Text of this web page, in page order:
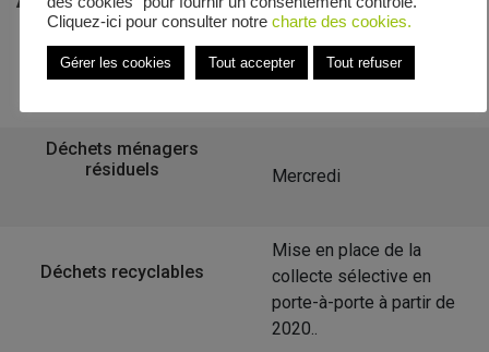
Retour à la liste des communes
Déchets ménagers
résiduels
Mercredi
Déchets recyclables
Mise en place de la
collecte sélective en
porte-à-porte à partir de
2020..
Cliquez-ici pour consulter notre charte des cookies.
Gérer les cookies Tout accepter Tout refuser